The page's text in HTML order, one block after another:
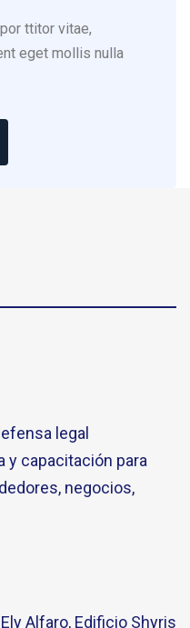
ttitor vitae,
eget mollis nulla
legal
y capacitación para
negocios,
Alfaro, Edificio Shyris